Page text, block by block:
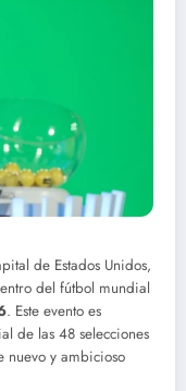
de Estados Unidos,
del fútbol mundial
. Este evento es
de las 48 selecciones
nuevo y ambicioso